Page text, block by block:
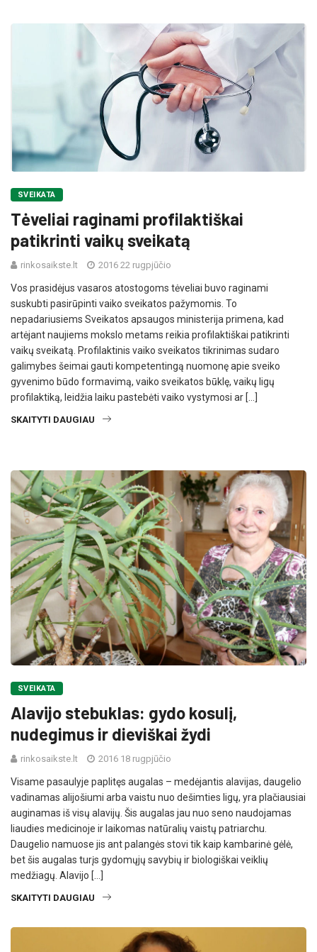
SVEIKATA
Tėveliai raginami profilaktiškai
patikrinti vaikų sveikatą
rinkosaikste.lt 2016 22 rugpjūčio
Vos prasidėjus vasaros atostogoms tėveliai buvo raginami
suskubti pasirūpinti vaiko sveikatos pažymomis. To
nepadariusiems Sveikatos apsaugos ministerija primena, kad
artėjant naujiems mokslo metams reikia profilaktiškai patikrinti
vaikų sveikatą. Profilaktinis vaiko sveikatos tikrinimas sudaro
galimybes šeimai gauti kompetentingą nuomonę apie sveiko
gyvenimo būdo formavimą, vaiko sveikatos būklę, vaikų ligų
profilaktiką, leidžia laiku pastebėti vaiko vystymosi ar […]
SKAITYTI DAUGIAU
SVEIKATA
Alavijo stebuklas: gydo kosulį,
nudegimus ir dieviškai žydi
rinkosaikste.lt 2016 18 rugpjūčio
Visame pasaulyje paplitęs augalas – medėjantis alavijas, daugelio
vadinamas alijošiumi arba vaistu nuo dešimties ligų, yra plačiausiai
auginamas iš visų alavijų. Šis augalas jau nuo seno naudojamas
liaudies medicinoje ir laikomas natūralių vaistų patriarchu.
Daugelio namuose jis ant palangės stovi tik kaip kambarinė gėlė,
bet šis augalas turįs gydomųjų savybių ir biologiškai veiklių
medžiagų. Alavijo […]
SKAITYTI DAUGIAU